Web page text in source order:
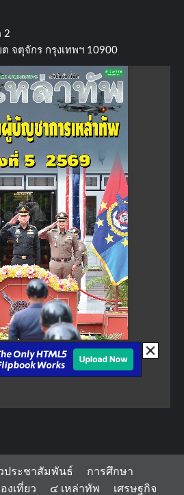
2
จตุจักร​ กรุงเทพฯ 10900
ประชาสัมพันธ์
การศึกษา
งเที่ยว ๔ เหล่าทัพ เศรษฐกิจ